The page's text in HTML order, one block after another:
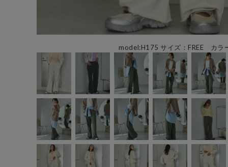
model:H175 サイズ：FREE カラ